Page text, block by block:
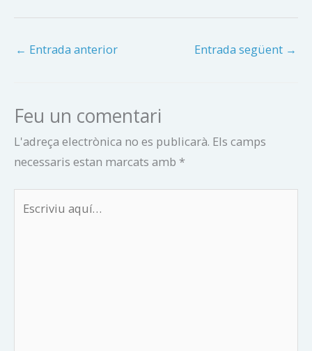
← Entrada anterior Entrada següent →
Feu un comentari
L'adreça electrònica no es publicarà. Els camps
necessaris estan marcats amb *